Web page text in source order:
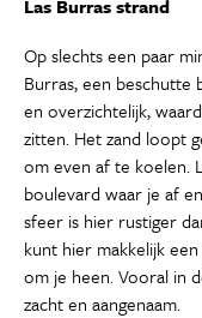
Las Burras strand
Op slechts een paar
Burras, een beschutte
en overzichtelijk,
zitten. Het zand loopt
om even af te koelen.
boulevard waar je af
sfeer is hier rustiger
kunt hier makkelijk
om je heen. Vooral in
zacht en aangenaam.